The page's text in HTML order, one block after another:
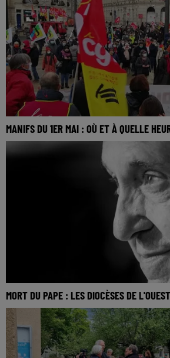
MANIFS DU 1ER MAI : OÙ ET À QUELLE
MORT DU PAPE : LES DIOCÈSES DE